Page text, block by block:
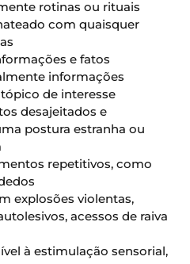
rotinas ou rituais
com quaisquer
e fatos
informações
de interesse
desajeitados e
postura estranha ou
repetitivos, como
explosões violentas,
acessos de raiva
à estimulação sensorial,